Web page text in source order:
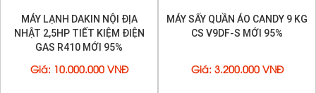
MÁY LẠNH DAKIN NỘI ĐỊA
NHẬT 2,5HP TIẾT KIỆM ĐIỆN
GAS R410 MỚI 95%
Giá : 10.000.000 VNĐ
MÁY SẤY QUẦN ÁO CANDY 9 KG
CS V9DF-S MỚI 95%
Giá : 3.200.000 VNĐ